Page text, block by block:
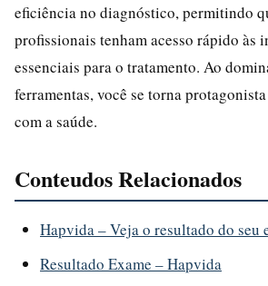
eficiência no diagnóstico, permitindo
profissionais tenham acesso rápido às
essenciais para o tratamento. Ao
ferramentas, você se torna
com a saúde.
Conteudos Relacionados
Hapvida – Veja o resultado do seu
Resultado Exame – Hapvida